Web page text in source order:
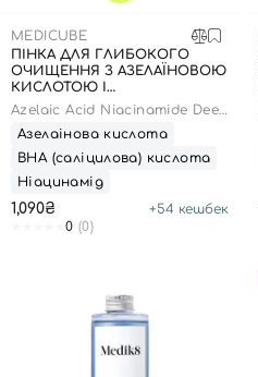
MEDICUBE
ПІНКА ДЛЯ ГЛИБОКОГО
ОЧИЩЕННЯ З АЗЕЛАЇНОВОЮ
КИСЛОТОЮ І
НІАЦИНАМІДОМ, 120 Г
Azelaic Acid Niacinamide Deep
Clean Foam Cleanser
Азелаінова кислота
ВНА (саліцилова) кислота
Ніацинамід
1,090₴ +54 кешбек
0 (0)